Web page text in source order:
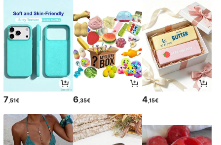
7,51€ 6,35€ 4,15€